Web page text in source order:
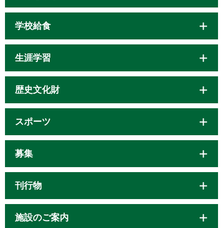
学校給食
生涯学習
歴史文化財
スポーツ
募集
刊行物
施設のご案内